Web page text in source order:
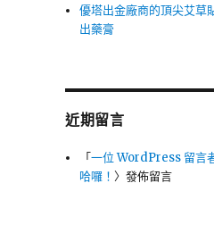
優塔出金廠商的頂尖艾草
出藥膏
近期留言
「一位 WordPress 留言
哈囉！〉發佈留言